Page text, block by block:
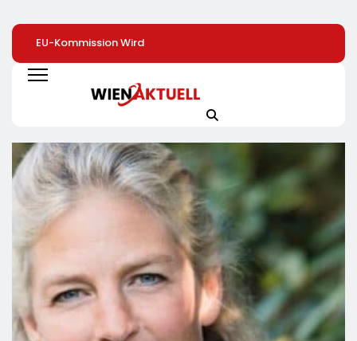
EU-Kommission Wird
Zur „Zentrale Der
Tierindustrie“ /
Tierschutzorganisation
Projektion In Brüssel
Die Nähe Der EU-
Kommission Zur
Tierindustrie An
Preissenkung Im April:
Sofort Die Preise Auf
Schokolade Und Käse
Mit LECKERROM,
CREMISEE, EXCELSIOR
Süßer Und Herzhafter
Genuss
Dollar Pro